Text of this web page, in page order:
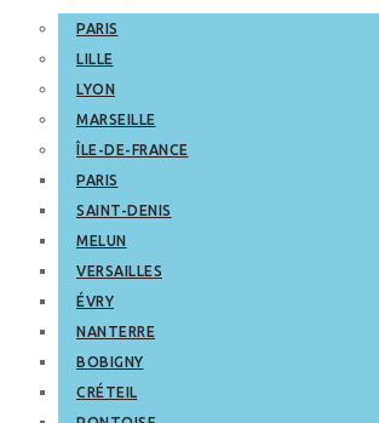
PARIS
LILLE
LYON
MARSEILLE
ÎLE-DE-FRANCE
PARIS
SAINT-DENIS
MELUN
VERSAILLES
ÉVRY
NANTERRE
BOBIGNY
CRÉTEIL